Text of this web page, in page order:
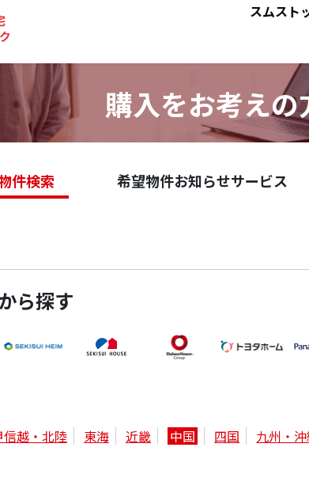
スムスト
購入をお考えの
件検索 希望物件お知らせサービス
ら探す
信越・北陸 東海 近畿 中国 四国 九州・